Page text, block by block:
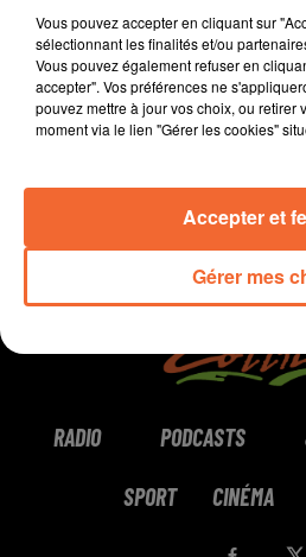
7h40 et le dimanche à 9h30.
0:00
RADIO PODCASTS
SPORT CINÉMA
Vous pouvez accepter en cliquant sur
sélectionnant les finalités et/ou
Vous pouvez également refuser en
accepter". Vos préférences ne
pouvez mettre à jour vos choix, ou retirer
moment via le lien "Gérer les cookies"
Gérer mes
Accepter et